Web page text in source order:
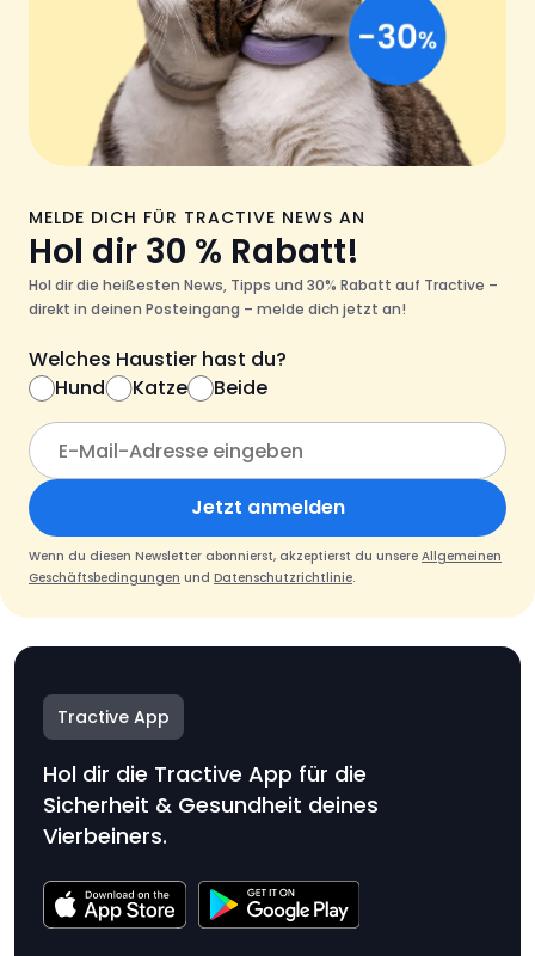
MELDE DICH FÜR TRACTIVE NEWS AN
Hol dir 30 % Rabatt!
Hol dir die heißesten News, Tipps und 30% Rabatt auf Tractive –
direkt in deinen Posteingang – melde dich jetzt an!
Welches Haustier hast du?
Hund
Katze Beide
Jetzt anmelden
Wenn du diesen Newsletter abonnierst, akzeptierst du unsere Allgemeinen
Geschäftsbedingungen und Datenschutzrichtlinie.
Tractive App
Hol dir die Tractive App für die
Sicherheit & Gesundheit deines
Vierbeiners.